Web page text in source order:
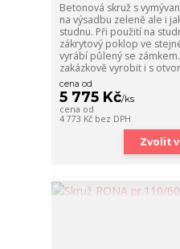
Betonová skruž s
na výsadbu zeleně ale i
studnu. Při použití na
zákrytový poklop ve
vyrábí půlený se
zakázkově vyrobit i s
cena od
5 775 Kč/ks
cena od
4 773 Kč bez DPH
Zvolit